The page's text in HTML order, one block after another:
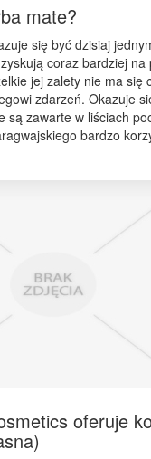
mate?
się być dzisiaj
coraz bardziej na
jej zalety nie ma się
zdarzeń. Okazuje
są zawarte w liściach
bardzo
oferuje